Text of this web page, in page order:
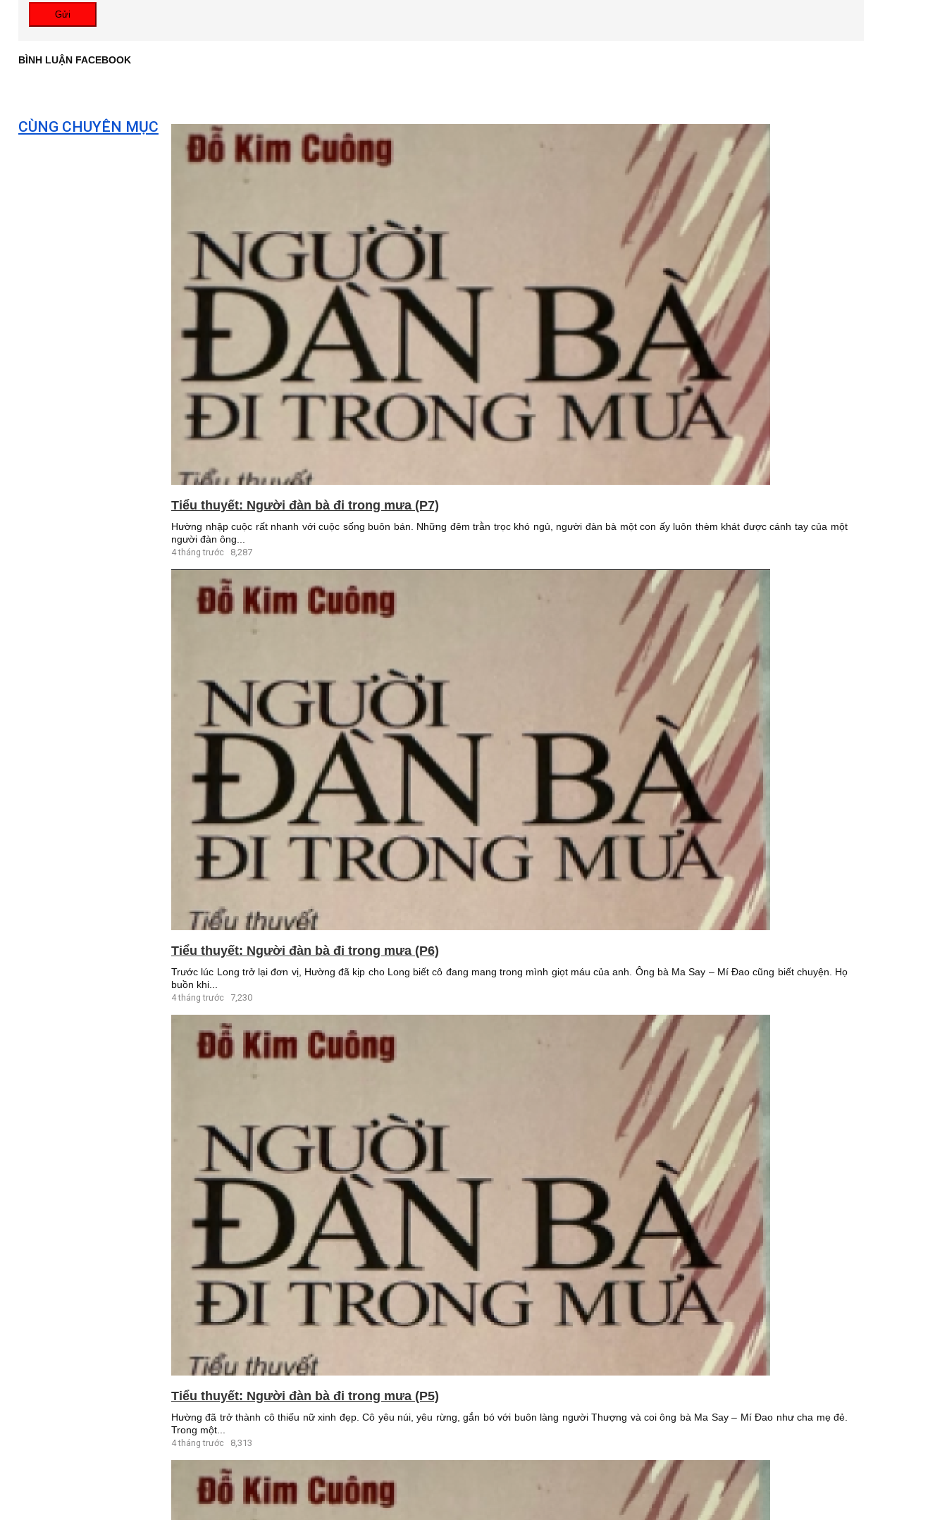
Gửi
BÌNH LUẬN FACEBOOK
CÙNG CHUYÊN MỤC
Tiểu thuyết: Người đàn bà đi trong mưa (P7)
Hường nhập cuộc rất nhanh với cuộc sống buôn bán. Những đêm trằn trọc khó ngủ, người đàn bà một con ấy luôn thèm khát được cánh tay của một
người đàn ông...
4 tháng trước 8,287
Tiểu thuyết: Người đàn bà đi trong mưa (P6)
Trước lúc Long trở lại đơn vị, Hường đã kịp cho Long biết cô đang mang trong mình giọt máu của anh. Ông bà Ma Say – Mí Đao cũng biết chuyện. Họ
buồn khi...
4 tháng trước 7,230
Tiểu thuyết: Người đàn bà đi trong mưa (P5)
Hường đã trở thành cô thiếu nữ xinh đẹp. Cô yêu núi, yêu rừng, gắn bó với buôn làng người Thượng và coi ông bà Ma Say – Mí Đao như cha mẹ đẻ.
Trong một...
4 tháng trước 8,313